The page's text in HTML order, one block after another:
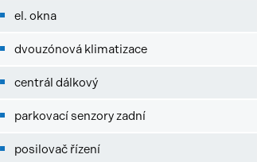
el. okna
dvouzónová klimatizace
centrál dálkový
parkovací senzory zadní
posilovač řízení